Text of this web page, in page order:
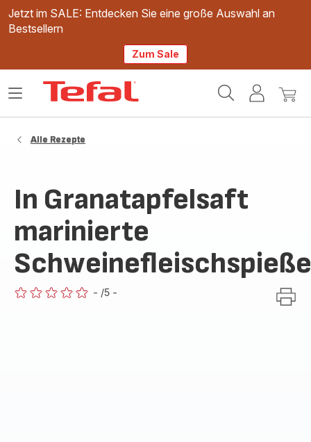
Jetzt im SALE: Entdecken Sie eine große Auswahl an
Bestsellern
Zum Sale
Mein
Mein
Das
Alle Rezepte
In Granatapfelsaft
marinierte
Schweinefleischspieße
- /5 -